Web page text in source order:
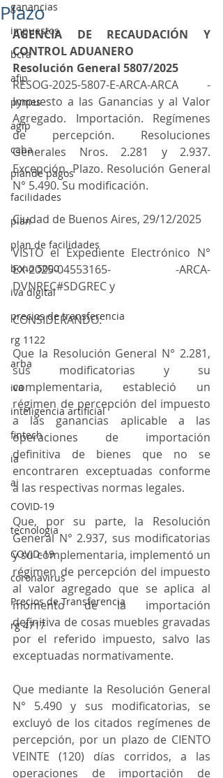
ganancias
impuestos
bcra
afip
pymes
agip
caba
plande pagos
facilidades
plan
plan de facilidades
bono 5000
iva digital
precios de transferencia
rg 1122
arba
iva
inteligencia artificial
fintech
ia
ai
COVID-19
tecnologia
COVID-19
coronavirus
Precios de Transferencia
rg 4717
Plazo
AGENCIA DE RECAUDACIÓN Y
CONTROL ADUANERO
Resolución General 5807/2025
RESOG-2025-5807-E-ARCA-ARCA -
Impuesto a las Ganancias y al Valor
Agregado. Importación. Regímenes
de percepción. Resoluciones
Generales Nros. 2.281 y 2.937.
Excepción. Plazo. Resolución General
N° 5.490. Su modificación.
Ciudad de Buenos Aires, 29/12/2025
VISTO el Expediente Electrónico N°
EX-2025-04553165- -ARCA-
DVNREC#SDGREC y
CONSIDERANDO:
Que la Resolución General N° 2.281,
sus modificatorias y su
complementaria, estableció un
régimen de percepción del impuesto
a las ganancias aplicable a las
operaciones de importación
definitiva de bienes que no se
encontraren exceptuadas conforme
a las respectivas normas legales.
Que, por su parte, la Resolución
General N° 2.937, sus modificatorias
y su complementaria, implementó un
régimen de percepción del impuesto
al valor agregado que se aplica al
momento de la importación
definitiva de cosas muebles gravadas
por el referido impuesto, salvo las
exceptuadas normativamente.
Que mediante la Resolución General
N° 5.490 y sus modificatorias, se
excluyó de los citados regímenes de
percepción, por un plazo de CIENTO
VEINTE (120) días corridos, a las
operaciones de importación de